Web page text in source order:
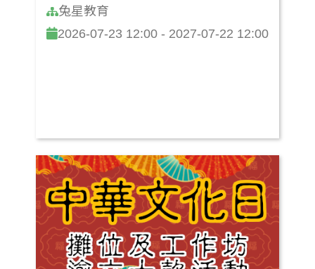
兔星教育
2026-07-23 12:00 - 2027-07-22 12:00